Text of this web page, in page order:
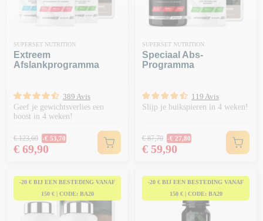
SUPERSET NUTRITION
Extreem
Afslankprogramma
389 Avis
Geef je gewichtsverlies een
boost in 4 weken!
Normale prijs
€ 123,60 -€ 53,70
Prijs
€ 69,90
SUPERSET NUTRITION
Speciaal Abs-
Programma
119 Avis
Slijp je buikspieren in 4 weken!
Normale prijs
€ 87,70 -€ 27,80
Prijs
€ 59,90
-20 € BIJ EEN BESTEDING VANAF
150 € | CODE: BA20
-20 € BIJ EEN BESTEDING VANAF
150 € | CODE: BA20